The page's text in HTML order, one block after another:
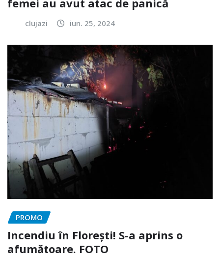
clujazi iun. 25, 2024
PROMO
Incendiu în Florești! S-a aprins o
afumătoare. FOTO